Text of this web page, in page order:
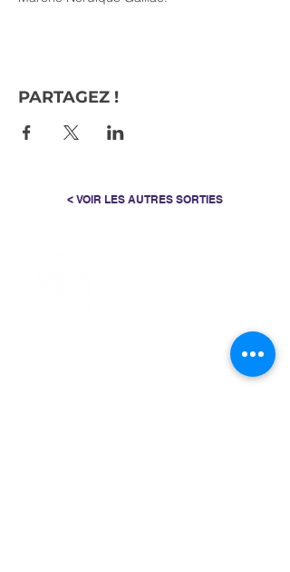
PARTAGEZ !
< VOIR LES AUTRES SORTIES